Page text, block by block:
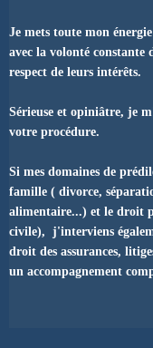
Je mets toute mon
avec la volonté
respect de leurs intérêts.
Sérieuse et opiniâtre, je
votre procédure.
Si mes domaines de
famille ( divorce,
alimentaire...) et le droit
civile), j'interviens
droit des assurances,
un accompagnement